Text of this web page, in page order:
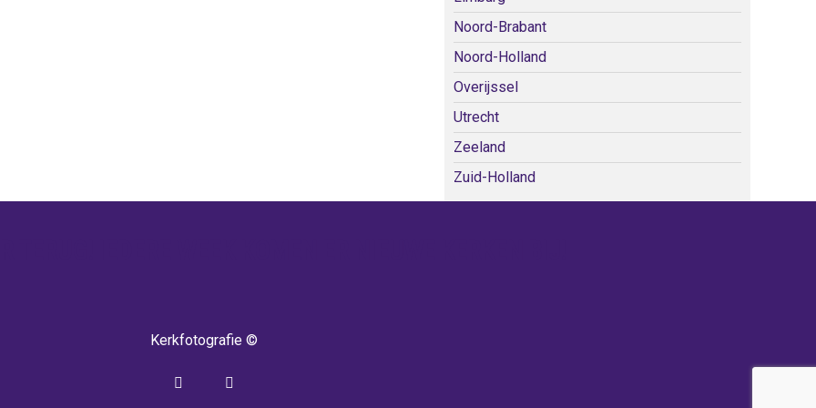
Noord-Brabant
Noord-Holland
Overijssel
Utrecht
Zeeland
Zuid-Holland
Kerkfotografie ©